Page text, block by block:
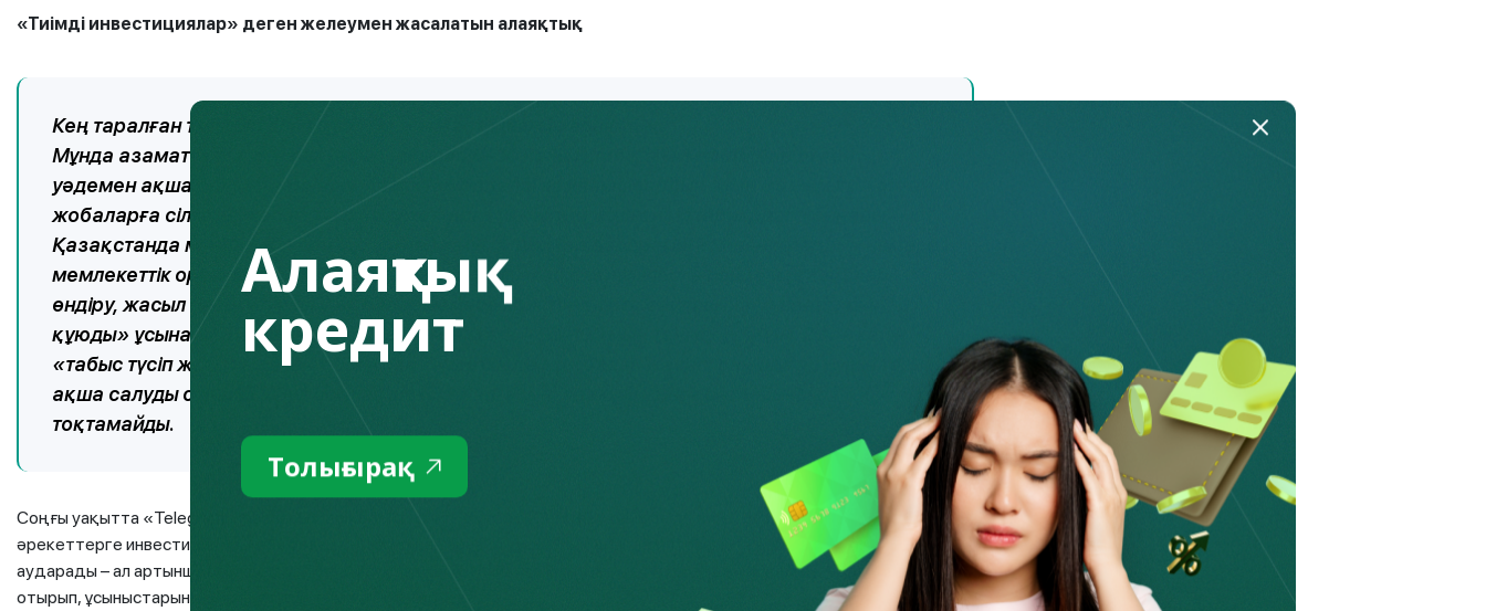
«Тиімді инвестициялар» деген желеумен жасалатын алаяқтық
Кең таралған тағы бір алаяқтық түрі – инвестициялық алаяқтық.
Мұнда азаматтарға жоғары табыс (айына 20–30 пайыз) табуға мүмкіндік бар деген
уәдемен ақша салуды ұсынады. Алаяқтар беделді компаниялардың атын жамылып, жалған
жобаларға сілтеме жасап, ресми құжаттарға ұқсайтын жалған материалдар ұсынады.
Қазақстанда мұндай жағдайлар жиілеп кетті: алаяқтар өздерін ірі компаниялардың немесе
мемлекеттік органдардың өкілі ретінде көрсетіп, жәбірленушілерге пайдалы қазбалар
өндіру, жасыл энергетика, IT-жобалар немесе криптовалюта саудасына «инвестиция
құюды» ұсынады. Бастапқыда олар шағын сома – 50–100 мың теңге сұрайды. Одан кейін
«табыс түсіп жатыр» деген желеумен көрсеткіштерді қолдан жасап, оны шығару үшін тағы
ақша салуды сұрайды. Бұл осылай шексіз жалғасып, адам шығынға батпайынша
тоқтамайды.
Соңғы уақытта «Telegram жобалары» да көбейіп кетті. Мұнда бейне көру, лайк басу, токен саудасы сияқты
әрекеттерге инвестиция ұсынған болады. Азаматтар арнайы нұсқаулық алып, криптовалюта әмиянын ашып, қаражат
аударады – ал артынша байланыс үзіледі. Алаяқтар кәсіби сайттар мен әлеуметтік желідегі жарнамаларды пайдалана
отырып, ұсыныстарын шынайы әрі тартымды етіп көрсетеді.
Алаяқтық
кредит
Толығырақ